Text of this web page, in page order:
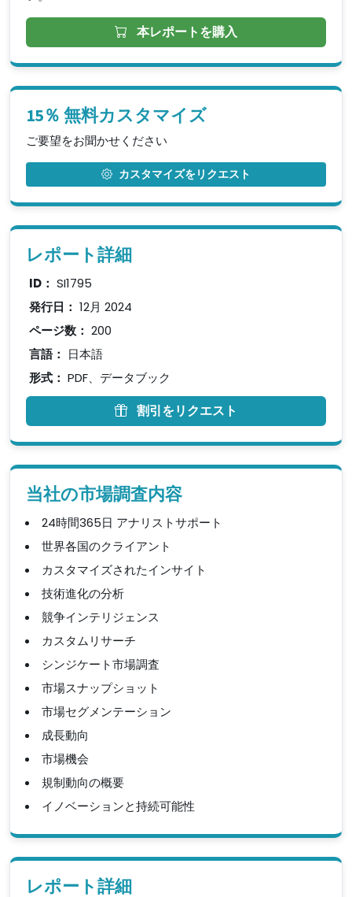
本レポートを購入
15％ 無料カスタマイズ
ご要望をお聞かせください
カスタマイズをリクエスト
レポート詳細
ID： SI1795
発行日： 12月 2024
ページ数： 200
言語： 日本語
形式： PDF、データブック
割引をリクエスト
当社の市場調査内容
24時間365日 アナリストサポート
世界各国のクライアント
カスタマイズされたインサイト
技術進化の分析
競争インテリジェンス
カスタムリサーチ
シンジケート市場調査
市場スナップショット
市場セグメンテーション
成長動向
市場機会
規制動向の概要
イノベーションと持続可能性
レポート詳細